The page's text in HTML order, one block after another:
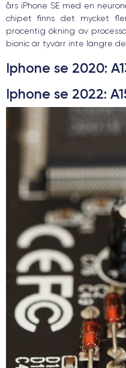
års iPhone SE med en
chipet finns det mycket
procentig ökning av
bionic är tyvärr inte längre
Iphone se 2020:
Iphone se 2022: